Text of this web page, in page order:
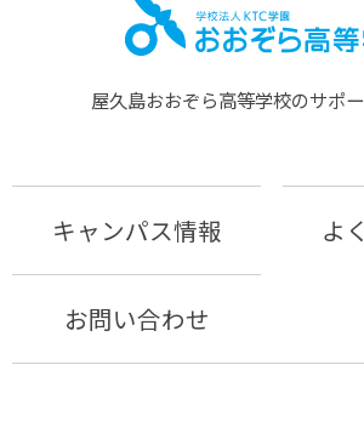
屋久島おおぞら⾼等学校のサポー
キャンパス情報 よ
お問い合わせ